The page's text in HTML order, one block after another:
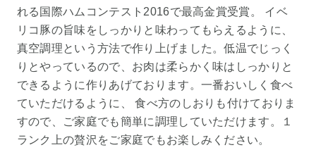
れる国際ハムコンテスト2016で最高金賞受賞。 イベ
リコ豚の旨味をしっかりと味わってもらえるように、
真空調理という方法で作り上げました。低温でじっく
りとやっているので、お肉は柔らかく味はしっかりと
できるように作りあげております。一番おいしく食べ
ていただけるように、 食べ方のしおりも付けておりま
すので、ご家庭でも簡単に調理していただけます。１
ランク上の贅沢をご家庭でもお楽しみください。